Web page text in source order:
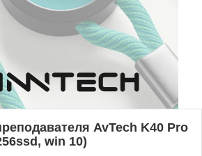
AvTech K40 Pro
win 10)